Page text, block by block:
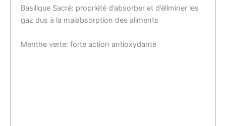
Basilique Sacré: propriété d’absorber et d’éliminer les
gaz dus à la malabsorption des aliments
Menthe verte: forte action antioxydante